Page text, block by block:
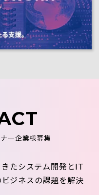
ー企業様募集
たシステム開発とIT
ジネスの課題を解決